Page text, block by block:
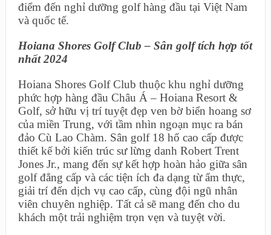
điểm đến nghỉ dưỡng golf hàng đầu tại Việt Nam
và quốc tế.
Hoiana Shores Golf Club – Sân golf tích hợp tốt
nhất 2024
Hoiana Shores Golf Club thuộc khu nghỉ dưỡng
phức hợp hàng đầu Châu Á – Hoiana Resort &
Golf, sở hữu vị trí tuyệt đẹp ven bờ biển hoang sơ
của miền Trung, với tầm nhìn ngoạn mục ra bán
đảo Cù Lao Chàm. Sân golf 18 hố cao cấp được
thiết kế bởi kiến trúc sư lừng danh Robert Trent
Jones Jr., mang đến sự kết hợp hoàn hảo giữa sân
golf đẳng cấp và các tiện ích đa dạng từ ẩm thực,
giải trí đến dịch vụ cao cấp, cùng đội ngũ nhân
viên chuyên nghiệp. Tất cả sẽ mang đến cho du
khách một trải nghiệm trọn vẹn và tuyệt vời.